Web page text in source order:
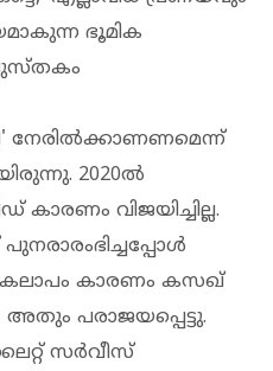
ഭൂമിക
പുസ്തകം
നേരില്‍ക്കാണണമെന്ന്
2020ല്‍
വിജയിച്ചില്ല.
കാരണം കസഖ്
പരാജയപ്പെട്ടു.
സര്‍വീസ്